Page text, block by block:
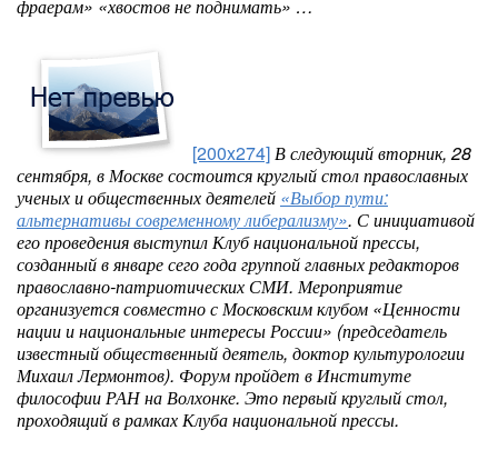
фраерам» «хвостов не поднимать» …
[200x274]В следующий вторник, 28
сентября, в Москве состоится круглый стол православных
ученых и общественных деятелей «Выбор пути:
альтернативы современному либерализму». С инициативой
его проведения выступил Клуб национальной прессы,
созданный в январе сего года группой главных редакторов
православно-патриотических СМИ. Мероприятие
организуется совместно с Московским клубом «Ценности
нации и национальные интересы России» (председатель
известный общественный деятель, доктор культурологии
Михаил Лермонтов). Форум пройдет в Институте
философии РАН на Волхонке. Это первый круглый стол,
проходящий в рамках Клуба национальной прессы.